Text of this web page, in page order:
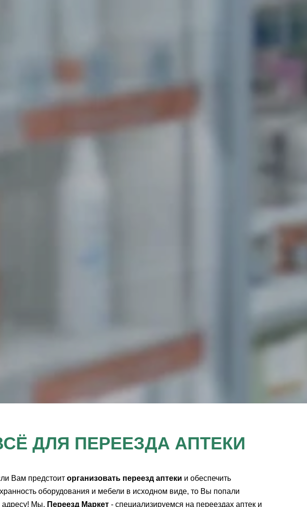
ДЛЯ ПЕРЕЕЗДА АПТЕКИ
Вам предстоит организовать переезд аптеки и обеспечить
оборудования и мебели в исходном виде, то Вы попали
адресу! Мы, Переезд Маркет - специализируемся на переездах аптек и